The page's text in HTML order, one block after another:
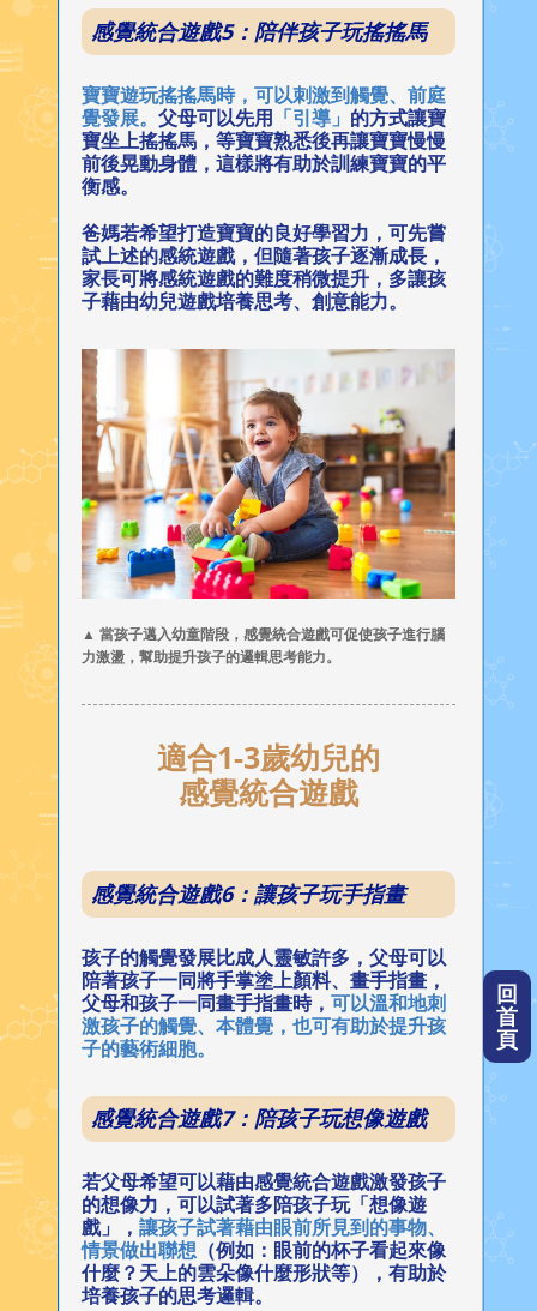
感覺統合遊戲5：陪伴孩子玩搖搖馬
寶寶遊玩搖搖馬時，可以刺激到觸覺、前庭
覺發展。 父母可以先用 「引導」 的方式讓寶
寶坐上搖搖馬，等寶寶熟悉後再讓寶寶慢慢
前後晃動身體，這樣將有助於訓練寶寶的平
衡感。
爸媽若希望打造寶寶的良好學習力，可先嘗
試上述的感統遊戲，但隨著孩子逐漸成長，
家長可將感統遊戲的難度稍微提升，多讓孩
子藉由幼兒遊戲培養思考、創意能力。
▲ 當孩子邁入幼童階段，感覺統合遊戲可促使孩子進行腦
力激盪，幫助提升孩子的邏輯思考能力。
適合1-3歲幼兒的
感覺統合遊戲
感覺統合遊戲6：讓孩子玩手指畫
孩子的觸覺發展比成人靈敏許多，父母可以
陪著孩子一同將手掌塗上顏料、畫手指畫，
父母和孩子一同畫手指畫時， 可以溫和地刺
激孩子的觸覺、本體覺，也可有助於提升孩
子的藝術細胞。
感覺統合遊戲7：陪孩子玩想像遊戲
若父母希望可以藉由感覺統合遊戲激發孩子
的想像力，可以試著多陪孩子玩「想像遊
戲」， 讓孩子試著藉由眼前所見到的事物、
情景做出聯想 （例如：眼前的杯子看起來像
什麼？天上的雲朵像什麼形狀等），有助於
培養孩子的思考邏輯。
回
首
頁